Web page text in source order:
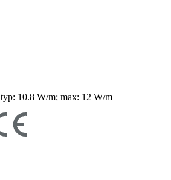
typ: 10.8 W/m; max: 12 W/m